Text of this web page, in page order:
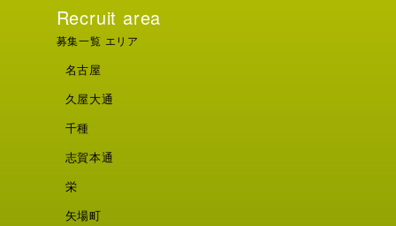
募集一覧 エリア
Recruit area
名古屋
久屋大通
千種
志賀本通
栄
矢場町